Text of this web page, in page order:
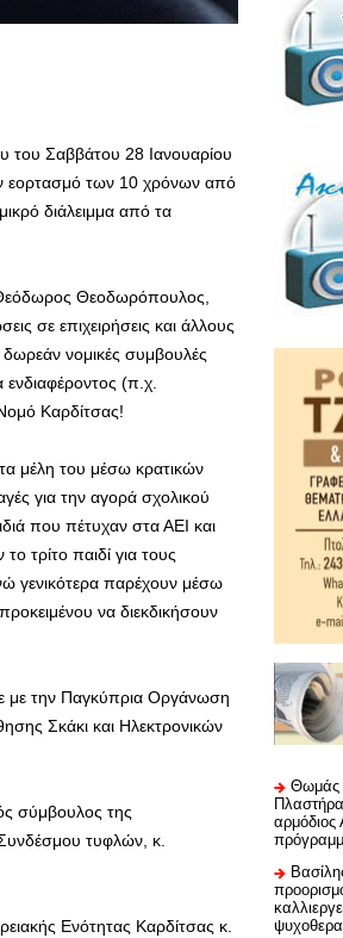
του Σαββάτου 28 Ιανουαρίου
εορτασμό των 10 χρόνων από
διάλειμμα από τα
Θεοδωρόπουλος,
σε επιχειρήσεις και άλλους
νομικές συμβουλές
ενδιαφέροντος (π.χ.
Καρδίτσας!
μέλη του μέσω κρατικών
για την αγορά σχολικού
που πέτυχαν στα ΑΕΙ και
τρίτο παιδί για τους
γενικότερα παρέχουν μέσω
να διεκδικήσουν
με την Παγκύπρια Οργάνωση
Σκάκι και Ηλεκτρονικών
σύμβουλος της
τυφλών, κ.
Ενότητας Καρδίτσας κ.
Θωμάς
Πλαστήρα
αρμόδιος